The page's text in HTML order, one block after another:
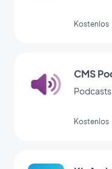
Kostenlos
CMS
Kostenlos